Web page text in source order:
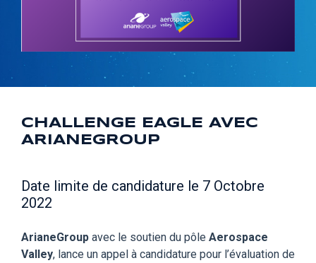
CHALLENGE EAGLE AVEC
ARIANEGROUP
Date limite de candidature le 7 Octobre
2022
ArianeGroup avec le soutien du pôle Aerospace
Valley, lance un appel à candidature pour l’évaluation de